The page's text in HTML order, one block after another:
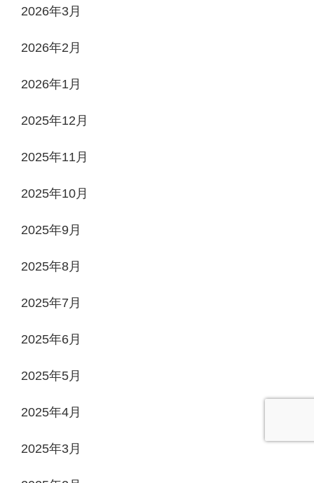
2026年3月
2026年2月
2026年1月
2025年12月
2025年11月
2025年10月
2025年9月
2025年8月
2025年7月
2025年6月
2025年5月
2025年4月
2025年3月